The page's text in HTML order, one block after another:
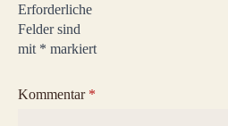
Erforderliche
Felder sind
mit * markiert
Kommentar *